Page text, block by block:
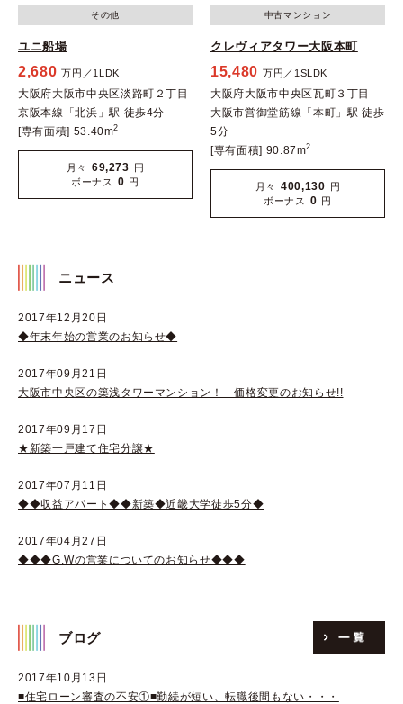
その他
ユニ船場
2,680 万円／1LDK
大阪府大阪市中央区淡路町２丁目
京阪本線「北浜」駅 徒歩4分
[専有面積] 53.40m2
月々 69,273 円
ボーナス
0 円
中古マンション
クレヴィアタワー大阪本町
15,480 万円／1SLDK
大阪府大阪市中央区瓦町３丁目
大阪市営御堂筋線「本町」駅 徒歩
5分
[専有面積] 90.87m2
月々 400,130 円
ボーナス
0 円
ニュース
2017年12月20日
◆年末年始の営業のお知らせ◆
2017年09月21日
大阪市中央区の築浅タワーマンション！ 価格変更のお知らせ!!
2017年09月17日
★新築一戸建て住宅分譲★
2017年07月11日
◆◆収益アパート◆◆新築◆近畿大学徒歩5分◆
2017年04月27日
◆◆◆G.Wの営業についてのお知らせ◆◆◆
ブログ
2017年10月13日
■住宅ローン審査の不安①■勤続が短い、転職後間もない・・・